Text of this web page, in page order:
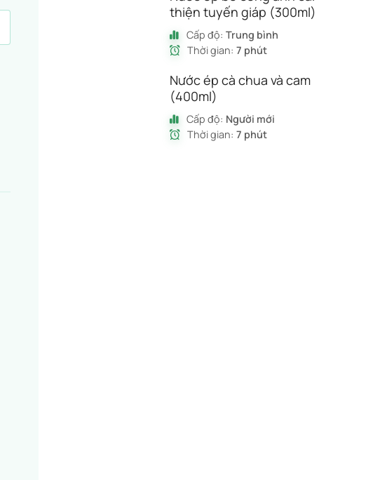
thiện tuyến giáp (300ml)
Cấp độ: Trung bình
Thời gian: 7 phút
Nước ép cà chua và cam
(400ml)
Cấp độ: Người mới
Thời gian: 7 phút